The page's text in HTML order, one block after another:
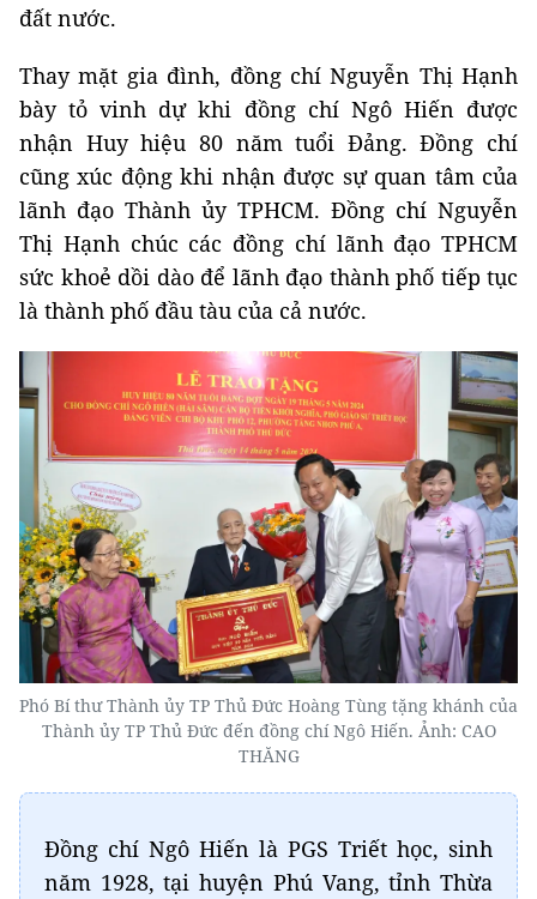
đất nước.
Thay mặt gia đình, đồng chí Nguyễn Thị Hạnh
bày tỏ vinh dự khi đồng chí Ngô Hiến được
nhận Huy hiệu 80 năm tuổi Đảng. Đồng chí
cũng xúc động khi nhận được sự quan tâm của
lãnh đạo Thành ủy TPHCM. Đồng chí Nguyễn
Thị Hạnh chúc các đồng chí lãnh đạo TPHCM
sức khoẻ dồi dào để lãnh đạo thành phố tiếp tục
là thành phố đầu tàu của cả nước.
Phó Bí thư Thành ủy TP Thủ Đức Hoàng Tùng tặng khánh của
Thành ủy TP Thủ Đức đến đồng chí Ngô Hiến. Ảnh: CAO
THĂNG
Đồng chí Ngô Hiến là PGS Triết học, sinh
năm 1928, tại huyện Phú Vang, tỉnh Thừa